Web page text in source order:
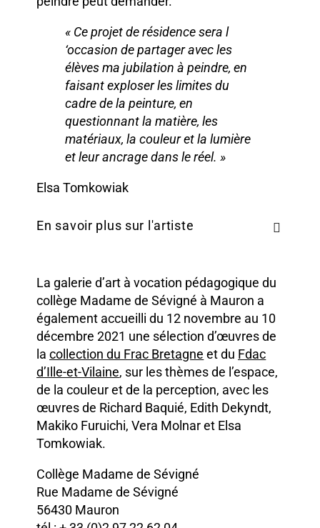
« Ce projet de résidence sera l
‘occasion de partager avec les
élèves ma jubilation à peindre, en
faisant exploser les limites du
cadre de la peinture, en
questionnant la matière, les
matériaux, la couleur et la lumière
et leur ancrage dans le réel. »
Elsa Tomkowiak
En savoir plus sur l'artiste
La galerie d’art à vocation pédagogique du
collège Madame de Sévigné à Mauron a
également accueilli du 12 novembre au 10
décembre 2021 une sélection d’œuvres de
lacollection du Frac Bretagne et du Fdac
d’Ille-et-Vilaine, sur les thèmes de l’espace,
de la couleur et de la perception, avec les
œuvres de Richard Baquié, Edith Dekyndt,
Makiko Furuichi, Vera Molnar et Elsa
Tomkowiak.
Collège Madame de Sévigné
Rue Madame de Sévigné
56430 Mauron